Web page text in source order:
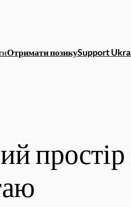
Отримати позикуSupport